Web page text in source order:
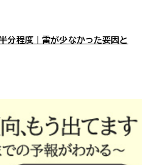
分程度｜雷が少なかった要因と